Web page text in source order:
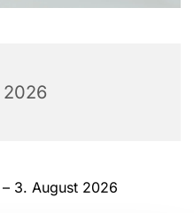
– 3. August 2026